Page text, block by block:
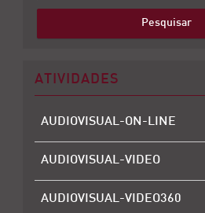
ATIVIDADES
AUDIOVISUAL-ON-LINE
AUDIOVISUAL-VIDEO
AUDIOVISUAL-VIDEO360